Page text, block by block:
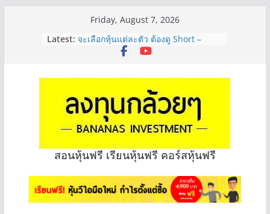
Friday, August 7, 2026
Latest: จะเลือกหุ้นแต่ละตัว ต้องดู Short –
Long ของหุ้นตัวนั้นๆไหมคะ? | Q&A
มีเงิน 8 ล้าน อยากจัดพอร์ตหุ้นปันผล
ระยะยาว อุตสาหกรรมไหนดี? | Q&A
กล้วยๆ EP.1163
หุ้นซอสภูเขาทอง Sauce เหมาะถือเป็น
หุ้นปันผลไหม? | Q&A กล้วยๆ EP.1166
OSP vs CBG vs ICHI ควร DCA ตัวไหน
ดี? | Q&A กล้วยๆ EP.1165
รีวิวงบกลุ่ม Bank หุ้นไหนเหมาะถือเอา
สอนหุ้นฟรี เรียนหุ้นฟรี คอร์สหุ้นฟรี